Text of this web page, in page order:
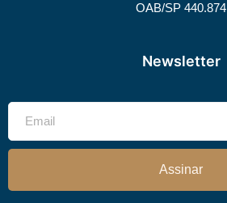
OAB/SP 440.874
Newsletter
Assinar